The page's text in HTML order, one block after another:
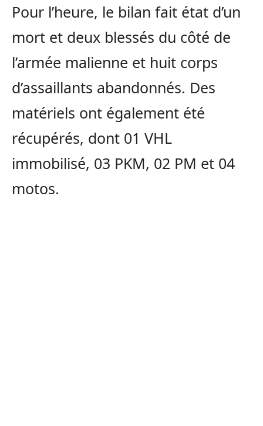
Pour l’heure, le bilan fait état d’un
mort et deux blessés du côté de
l’armée malienne et huit corps
d’assaillants abandonnés. Des
matériels ont également été
récupérés, dont 01 VHL
immobilisé, 03 PKM, 02 PM et 04
motos.